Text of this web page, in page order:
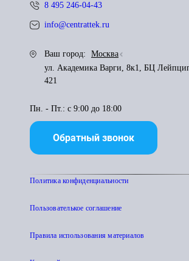
8 495 246-04-43
info@centrattek.ru
Ваш город:
Москва
ул. Академика Варги, 8к1, БЦ
421
Пн. - Пт.: с 9:00 до 18:00
Обратный звонок
Политика конфиденциальности
Пользователькое соглашение
Правила использования материалов